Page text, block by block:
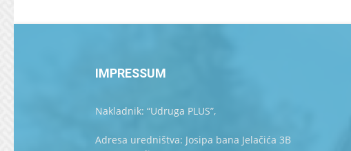
IMPRESSUM
Nakladnik: “Udruga PLUS”,
Adresa uredništva: Josipa bana Jelačića 3B